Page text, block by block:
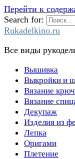
Перейти к
Search for:
Rukadelkino.ru
Все виды
Вышивка
Выкройки и
Вязание
Вязание
Декупаж
Изделия из
Лепка
Оригами
Плетение